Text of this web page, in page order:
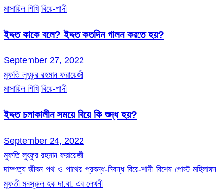
মাসায়িল শিখি বিয়ে-শাদী
ইদ্দত কাকে বলে? ইদ্দত কতদিন পালন করতে হয়?
September 27, 2022
মুফতি লুৎফুর রহমান ফরায়েজী
মাসায়িল শিখি বিয়ে-শাদী
ইদ্দত চলাকালীন সময়ে বিয়ে কি শুদ্ধ হয়?
September 24, 2022
মুফতি লুৎফুর রহমান ফরায়েজী
দাম্পত্য জীবন পথ ও পাথেয় প্রবন্ধ-নিবন্ধ বিয়ে-শাদী বিশেষ পোস্ট মহিলাঙ্গন
মুফতী মনসূরুল হক দা.বা. এর লেখনী